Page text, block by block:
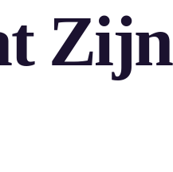
Zijn